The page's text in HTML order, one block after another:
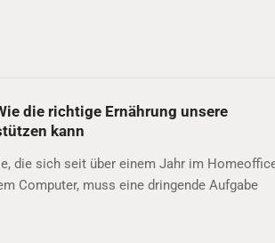
die richtige Ernährung unsere
kann
die sich seit über einem Jahr im
Computer, muss eine dringende Aufgabe